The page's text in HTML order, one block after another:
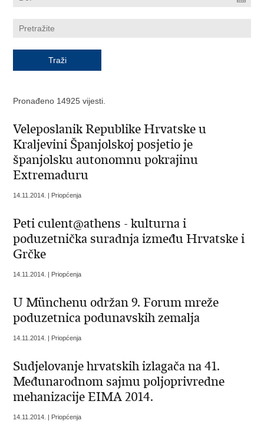
Pronađeno 14925 vijesti.
Veleposlanik Republike Hrvatske u
Kraljevini Španjolskoj posjetio je
španjolsku autonomnu pokrajinu
Extremaduru
14.11.2014. | Priopćenja
Peti culent@athens - kulturna i
poduzetnička suradnja između Hrvatske i
Grčke
14.11.2014. | Priopćenja
U Münchenu održan 9. Forum mreže
poduzetnica podunavskih zemalja
14.11.2014. | Priopćenja
Sudjelovanje hrvatskih izlagača na 41.
Međunarodnom sajmu poljoprivredne
mehanizacije EIMA 2014.
14.11.2014. | Priopćenja